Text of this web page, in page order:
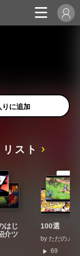
スト
はじ
介ツ
100選
by ただのメ
play_arrow 69